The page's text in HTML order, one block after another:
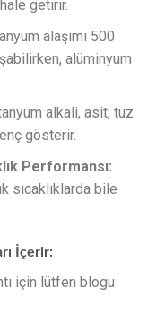
getirir.
alaşımı 500
alüminyum
alkali, asit, tuz
gösterir.
Performansı:
sıcaklıklarda bile
İçerir:
için lütfen blogu